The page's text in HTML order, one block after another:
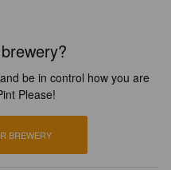
and be in control how you are
Please!
BREWERY